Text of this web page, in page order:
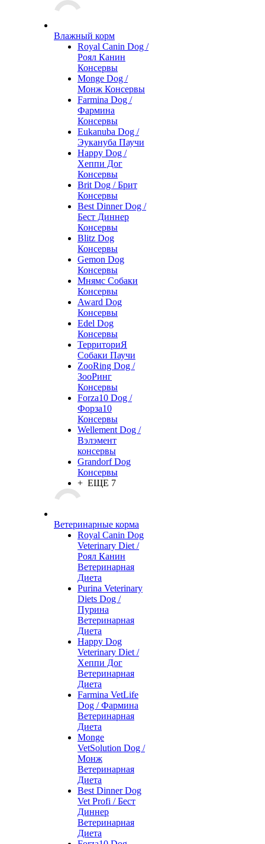
Влажный корм
Royal Canin Dog /
Роял Канин
Консервы
Monge Dog /
Монж Консервы
Farmina Dog /
Фармина
Консервы
Eukanuba Dog /
Эукануба Паучи
Happy Dog /
Хеппи Дог
Консервы
Brit Dog / Брит
Консервы
Best Dinner Dog /
Бест Диннер
Консервы
Blitz Dog
Консервы
Gemon Dog
Консервы
Мнямс Собаки
Консервы
Award Dog
Консервы
Edel Dog
Консервы
ТерриториЯ
Собаки Паучи
ZooRing Dog /
ЗооРинг
Консервы
Forza10 Dog /
Форза10
Консервы
Wellement Dog /
Вэлэмент
консервы
Grandorf Dog
Консервы
+ ЕЩЕ 7
Ветеринарные корма
Royal Canin Dog
Veterinary Diet /
Роял Канин
Ветеринарная
Диета
Purina Veterinary
Diets Dog /
Пурина
Ветеринарная
Диета
Happy Dog
Veterinary Diet /
Хеппи Дог
Ветеринарная
Диета
Farmina VetLife
Dog / Фармина
Ветеринарная
Диета
Monge
VetSolution Dog /
Монж
Ветеринарная
Диета
Best Dinner Dog
Vet Profi / Бест
Диннер
Ветеринарная
Диета